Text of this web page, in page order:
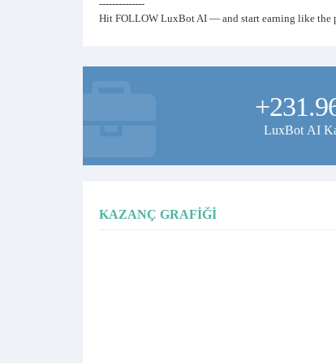
--------------
Hit FOLLOW LuxBot AI — and start earning like the
LuxBot AI
KAZANÇ GRAFIĞI